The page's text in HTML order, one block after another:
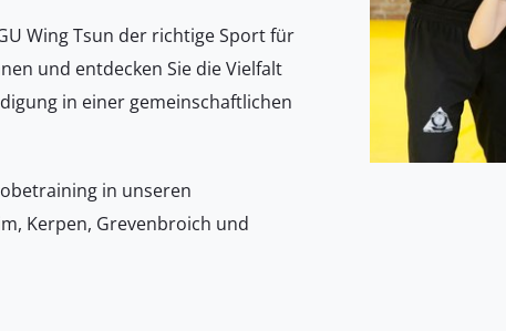
Wing Tsun der richtige Sport für
und entdecken Sie die Vielfalt
in einer gemeinschaftlichen
in unseren
Kerpen, Grevenbroich und